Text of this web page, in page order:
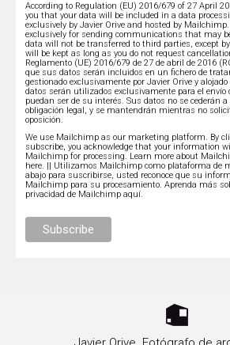
According to Regulation (EU) 2016/679 of 27 April
you that your data will be included in a data
exclusively by Javier Orive and hosted by
exclusively for sending communications that may
data will not be transferred to third parties, except
will be kept as long as you do not request
Reglamento (UE) 2016/679 de 27 de abril de 2016
que sus datos serán incluidos en un fichero de
gestionado exclusivamente por Javier Orive y
datos serán utilizados exclusivamente para el envío
puedan ser de su interés. Sus datos no se cederán a
obligación legal, y se mantendrán mientras no
oposición.
We use Mailchimp as our marketing platform. By
subscribe, you acknowledge that your information
Mailchimp for processing. Learn more about
here. || Utilizamos Mailchimp como plataforma de
abajo para suscribirse, usted reconoce que su
Mailchimp para su procesamiento.Aprenda más
privacidad de Mailchimp aquí.